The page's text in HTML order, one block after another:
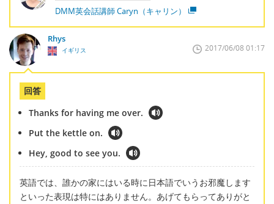
DMM英会話講師 Caryn（キャリン）
Rhys
イギリス 2017/06/08 01:17
回答
Thanks for having me over.
Put the kettle on.
Hey, good to see you.
英語では、誰かの家にはいる時に日本語でいうお邪魔します
といった表現は特にはありません。あげてもらってありがと